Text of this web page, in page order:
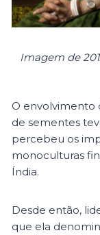
Imagem de
O envolvimento
de sementes
percebeu os
monoculturas
Índia.
Desde então,
que ela